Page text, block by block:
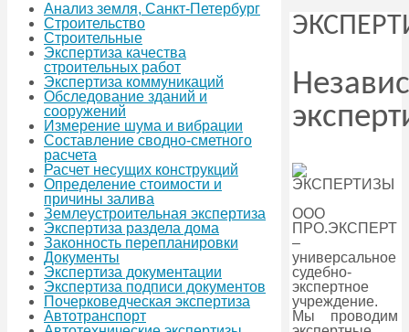
ООО
ПРО.ЭКСПЕРТ
–
универсальное
судебно-
экспертное
учреждение.
Мы проводим
Анализ земля, Санкт-Петербург
Строительство
Строительные
Экспертиза качества
строительных работ
Экспертиза коммуникаций
Обследование зданий и
сооружений
Измерение шума и вибрации
Составление сводно-сметного
расчета
Расчет несущих конструкций
Определение стоимости и
причины залива
Землеустроительная экспертиза
Экспертиза раздела дома
Законность перепланировки
Документы
Экспертиза документации
Экспертиза подписи документов
Почерковедческая экспертиза
Автотранспорт